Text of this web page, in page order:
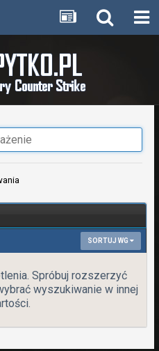
SORTUJ WG
Spróbuj rozszerzyć
wyszukiwanie w innej